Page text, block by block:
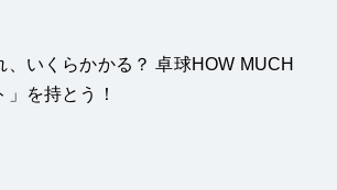
、いくらかかる？ 卓球HOW MUCH
」を持とう！